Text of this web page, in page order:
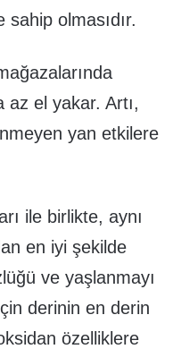
olmasıdır.
az el yakar. Artı,
yan etkilere
ile birlikte, aynı
en iyi şekilde
ve yaşlanmayı
derinin en derin
özelliklere